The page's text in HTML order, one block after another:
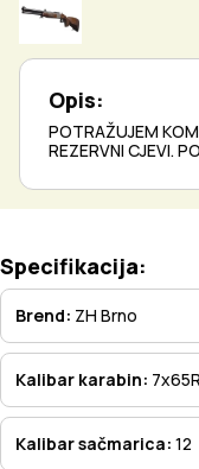
Opis:
POTRAŽUJEM
REZERVNI CJEVI.
Specifikacija:
Brend: ZH Brno
Kalibar karabin: 7x65R
Kalibar sačmarica: 12